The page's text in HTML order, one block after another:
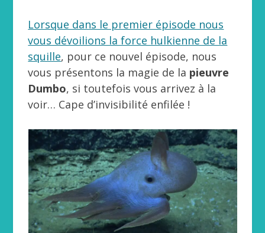
Lorsque dans le premier épisode nous
vous dévoilions la force hulkienne de la
squille, pour ce nouvel épisode, nous
vous présentons la magie de la pieuvre
Dumbo, si toutefois vous arrivez à la
voir… Cape d’invisibilité enfilée !